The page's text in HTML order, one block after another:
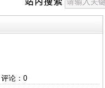
评论： 0